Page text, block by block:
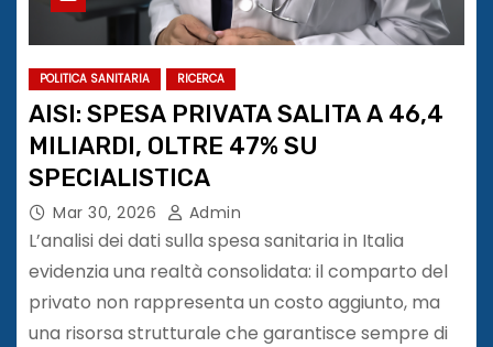
POLITICA SANITARIA RICERCA
AISI: SPESA PRIVATA SALITA A 46,4
MILIARDI, OLTRE 47% SU
SPECIALISTICA
Mar 30, 2026 Admin
L’analisi dei dati sulla spesa sanitaria in Italia
evidenzia una realtà consolidata: il comparto del
privato non rappresenta un costo aggiunto, ma
una risorsa strutturale che garantisce sempre di